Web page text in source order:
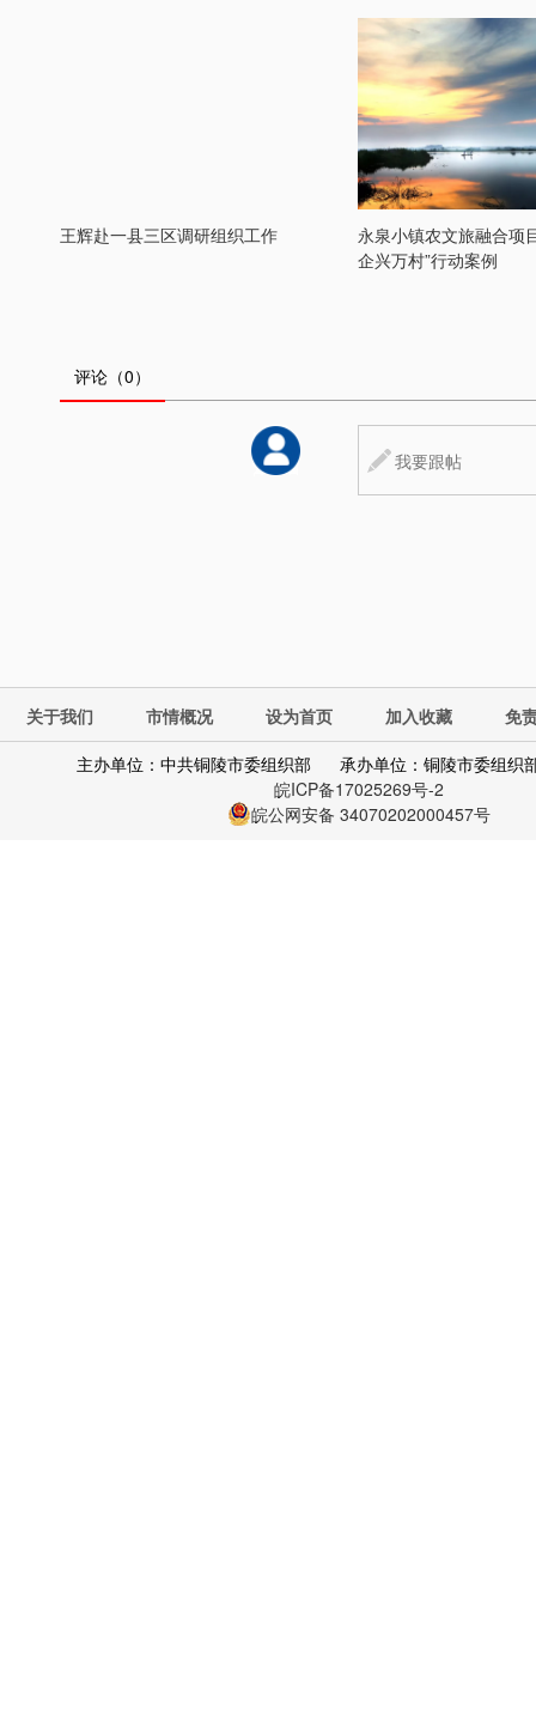
王辉赴一县三区调研组织工作
永泉小镇农文旅融合项
企兴万村”行动案例
评论 （0）
关于我们 市情概况 设为首页 加入收藏
免
主办单位：中共铜陵市委组织部
承办单位：铜陵市委组织
皖ICP备17025269号-2
皖公网安备 34070202000457号